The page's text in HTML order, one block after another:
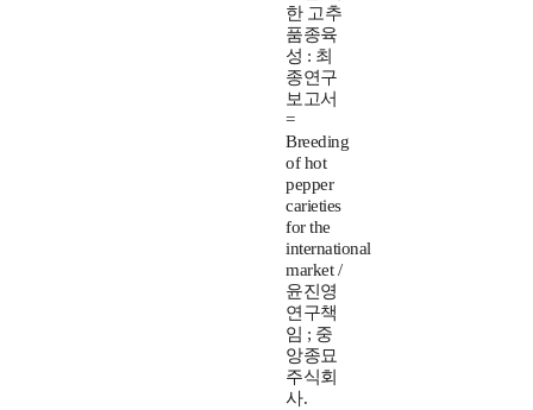
한 고추
품종육
성 : 최
종연구
보고서
=
Breeding
of hot
pepper
carieties
for the
international
market /
윤진영
연구책
임 ; 중
앙종묘
주식회
사.